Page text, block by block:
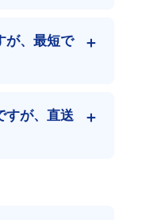
が、最短で
すが、直送